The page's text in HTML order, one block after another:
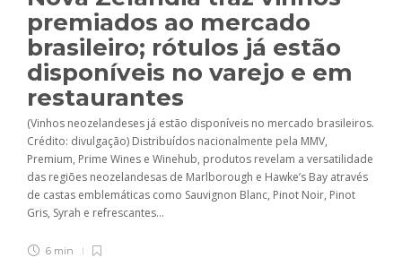
premiados ao mercado
brasileiro; rótulos já estão
disponíveis no varejo e em
restaurantes
(Vinhos neozelandeses já estão disponíveis no mercado brasileiros.
Crédito: divulgação) Distribuídos nacionalmente pela MMV,
Premium, Prime Wines e Winehub, produtos revelam a versatilidade
das regiões neozelandesas de Marlborough e Hawke’s Bay através
de castas emblemáticas como Sauvignon Blanc, Pinot Noir, Pinot
Gris, Syrah e refrescantes...
6 min